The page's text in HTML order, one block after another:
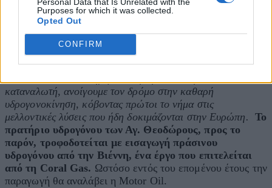
Purposes for which it was collected.
Opted Out
CONFIRM
βιομηχανική χρήση.
Θα έχουν τη δυνατότητα οι μελλοντικοί κάτοχοι
υδρογονοκίνητων αυτοκινήτων να προμηθεύονται
πράσινο υδρογόνο στην Ελλάδα;
καταναλωτή, ανοίγουμε τον δρόμο στην καθαρή
υδρογονοκίνηση, κόβοντας πρώτοι το νήμα στις
μελλοντικές λύσεις που ήδη δοκιμάζονται στην Ευρώπη. Το
πρατήριο υδρογόνου των Αγ. Θεοδώρους, προς το
παρόν, τροφοδοτείται με εισαγωγή πράσινου
υδρογόνου από την Βιέννη, ένα έργο που επιτελείται
από τη Coral Gas. Ωστόσο εντός του επομένου έτους την
παραγωγή θα αναλάβει η Motor Oil.